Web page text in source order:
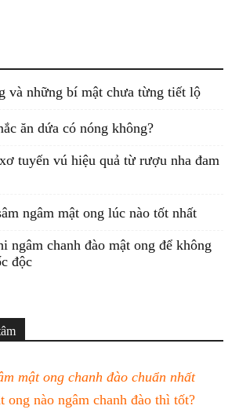
và những bí mật chưa từng tiết lộ
ăn dứa có nóng không?
tuyến vú hiệu quả từ rượu nha đam
ngâm mật ong lúc nào tốt nhất
ngâm chanh đào mật ong để không
độc
mật ong chanh đào chuẩn nhất
ong nào ngâm chanh đào thì tốt?